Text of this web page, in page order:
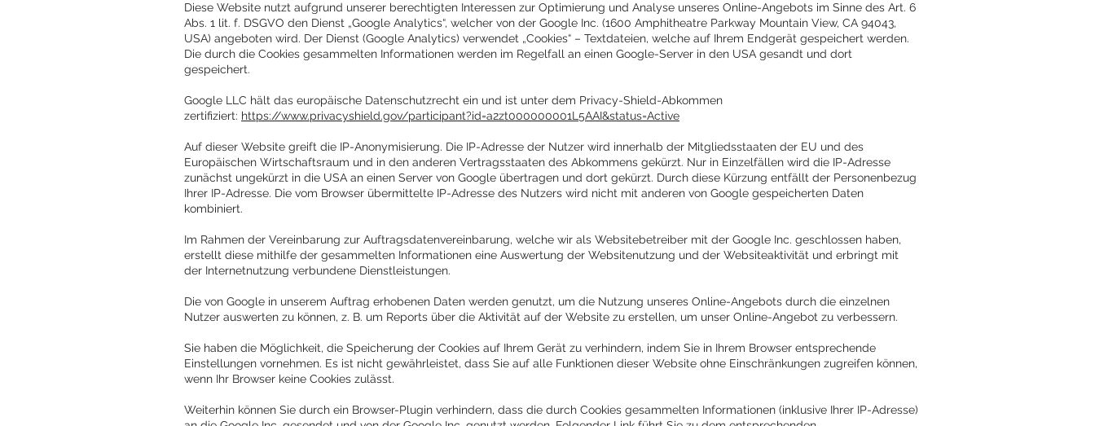
Diese Website nutzt aufgrund unserer berechtigten Interessen zur Optimierung und Analyse unseres Online-Angebots im Sinne des Art. 6
Abs. 1 lit. f. DSGVO den Dienst „Google Analytics“, welcher von der Google Inc. (1600 Amphitheatre Parkway Mountain View, CA 94043,
USA) angeboten wird. Der Dienst (Google Analytics) verwendet „Cookies“ – Textdateien, welche auf Ihrem Endgerät gespeichert werden.
Die durch die Cookies gesammelten Informationen werden im Regelfall an einen Google-Server in den USA gesandt und dort
gespeichert.
Google LLC hält das europäische Datenschutzrecht ein und ist unter dem Privacy-Shield-Abkommen
zertifiziert: https://www.privacyshield.gov/participant?id=a2zt000000001L5AAI&status=Active
Auf dieser Website greift die IP-Anonymisierung. Die IP-Adresse der Nutzer wird innerhalb der Mitgliedsstaaten der EU und des
Europäischen Wirtschaftsraum und in den anderen Vertragsstaaten des Abkommens gekürzt. Nur in Einzelfällen wird die IP-Adresse
zunächst ungekürzt in die USA an einen Server von Google übertragen und dort gekürzt. Durch diese Kürzung entfällt der Personenbezug
Ihrer IP-Adresse. Die vom Browser übermittelte IP-Adresse des Nutzers wird nicht mit anderen von Google gespeicherten Daten
kombiniert.
Im Rahmen der Vereinbarung zur Auftragsdatenvereinbarung, welche wir als Websitebetreiber mit der Google Inc. geschlossen haben,
erstellt diese mithilfe der gesammelten Informationen eine Auswertung der Websitenutzung und der Websiteaktivität und erbringt mit
der Internetnutzung verbundene Dienstleistungen.
Die von Google in unserem Auftrag erhobenen Daten werden genutzt, um die Nutzung unseres Online-Angebots durch die einzelnen
Nutzer auswerten zu können, z. B. um Reports über die Aktivität auf der Website zu erstellen, um unser Online-Angebot zu verbessern.
Sie haben die Möglichkeit, die Speicherung der Cookies auf Ihrem Gerät zu verhindern, indem Sie in Ihrem Browser entsprechende
Einstellungen vornehmen. Es ist nicht gewährleistet, dass Sie auf alle Funktionen dieser Website ohne Einschränkungen zugreifen können,
wenn Ihr Browser keine Cookies zulässt.
Weiterhin können Sie durch ein Browser-Plugin verhindern, dass die durch Cookies gesammelten Informationen (inklusive Ihrer IP-Adresse)